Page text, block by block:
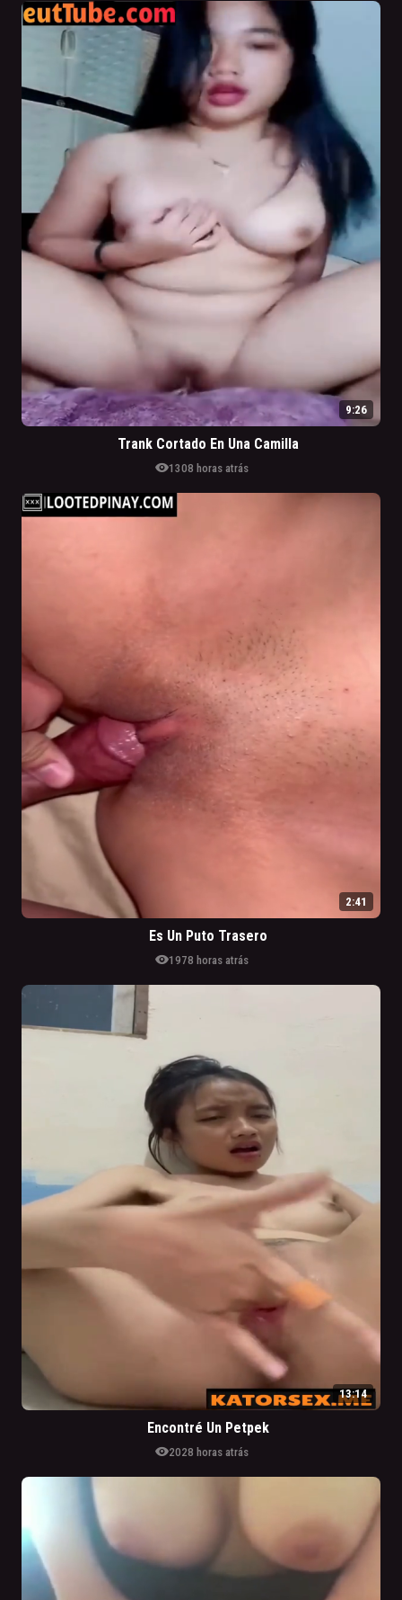
9:26
Trank Cortado En Una Camilla
visibility1308 horas atrás
2:41
Es Un Puto Trasero
visibility1978 horas atrás
13:14
Encontré Un Petpek
visibility2028 horas atrás